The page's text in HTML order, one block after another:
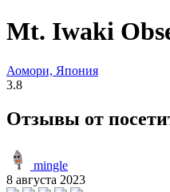
Mt. Iwaki
Аомори, Япония
3.8
Отзывы от
mingle
8 августа 2023